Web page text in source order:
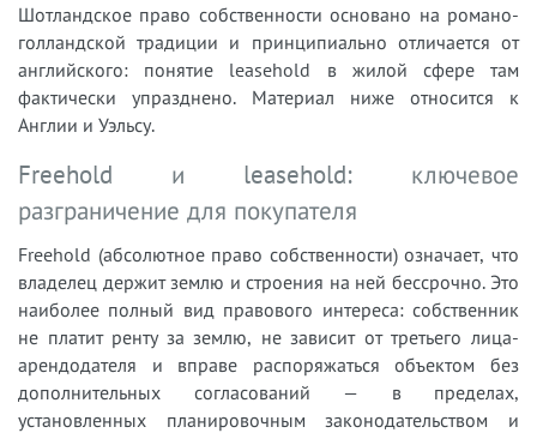
Шотландское право собственности основано на романо-
голландской традиции и принципиально отличается от
английского: понятие leasehold в жилой сфере там
фактически упразднено. Материал ниже относится к
Англии и Уэльсу.
Freehold и leasehold: ключевое
разграничение для покупателя
Freehold (абсолютное право собственности) означает, что
владелец держит землю и строения на ней бессрочно. Это
наиболее полный вид правового интереса: собственник
не платит ренту за землю, не зависит от третьего лица-
арендодателя и вправе распоряжаться объектом без
дополнительных согласований — в пределах,
установленных планировочным законодательством и